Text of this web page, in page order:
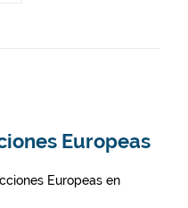
Europeas
Europeas en